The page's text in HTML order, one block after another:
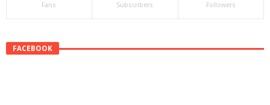
Fans Subscribers Followers
FACEBOOK